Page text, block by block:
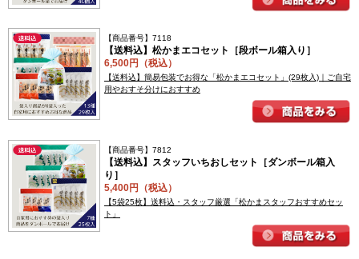
【商品番号】7118
【送料込】松かまエコセット［段ボール箱入り］
6,500円（税込）
【送料込】簡易包装でお得な「松かまエコセット」(29枚入)｜ご自宅
用やおすそ分けにおすすめ
【商品番号】7812
【送料込】スタッフいちおしセット［ダンボール箱入
り］
5,400円（税込）
【5袋25枚】送料込・スタッフ厳選「松かまスタッフおすすめセッ
ト」